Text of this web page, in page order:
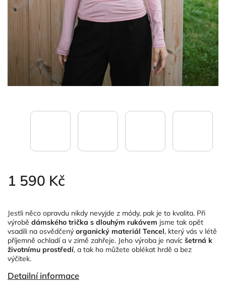
1 590 Kč
Jestli něco opravdu nikdy nevyjde z módy, pak je to kvalita. Při
výrobě dámského trička s dlouhým rukávem jsme tak opět
vsadili na osvědčený organický materiál Tencel, který vás v létě
příjemně ochladí a v zimě zahřeje. Jeho výroba je navíc šetrná k
životnímu prostředí, a tak ho můžete oblékat hrdě a bez
výčitek.
Detailní informace